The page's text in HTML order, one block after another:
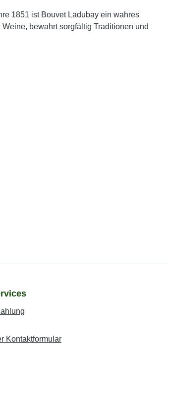
1851 ist Bouvet Ladubay ein wahres
bewahrt sorgfältig Traditionen und
Kontaktformular